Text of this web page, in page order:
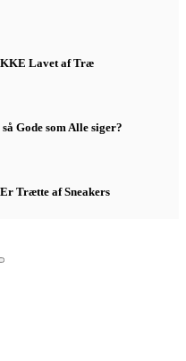
Lavet af Træ
Gode som Alle siger?
Trætte af Sneakers